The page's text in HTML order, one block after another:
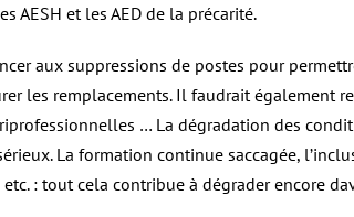
AESH et les AED de la précarité.
aux suppressions de postes pour
les remplacements. Il faudrait également
… La dégradation des
La formation continue saccagée,
: tout cela contribue à dégrader encore